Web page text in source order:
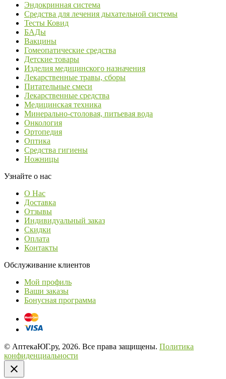
Эндокринная система
Средства для лечения дыхательной системы
Тесты Ковид
БАДы
Вакцины
Гомеопатические средства
Детские товары
Изделия медицинского назначения
Лекарственные травы, сборы
Питательные смеси
Лекарственные средства
Медицинская техника
Минерально-столовая, питьевая вода
Онкология
Ортопедия
Оптика
Средства гигиены
Ножницы
Узнайте о нас
О Нас
Доставка
Отзывы
Индивидуальный заказ
Скидки
Оплата
Контакты
Обслуживание клиентов
Мой профиль
Ваши заказы
Бонусная программа
© АптекаЮГ.ру, 2026. Все права защищены. Политика
конфиденциальности